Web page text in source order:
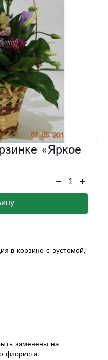
«Яркое
в корзине с эустомой,
заменены на
флориста.